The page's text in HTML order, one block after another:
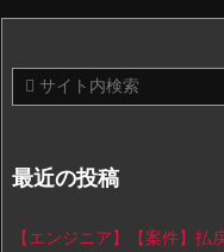
最近の投稿
【エンジニア】【案件】